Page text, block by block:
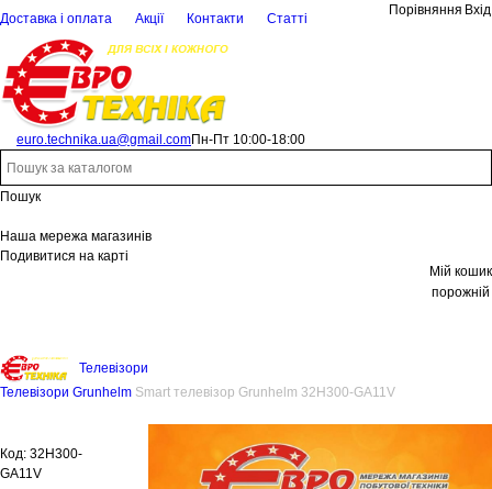
Доставка і оплата Акції Контакти Статті
Порівняння Вхід
euro.technika.ua@gmail.comПн-Пт 10:00-18:00
Пошук
Наша мережа магазинів
Подивитися на карті
Мій кошик
порожній
Телевізори
Телевізори Grunhelm Smart телевізор Grunhelm 32H300-GA11V
Код: 32H300-
GA11V